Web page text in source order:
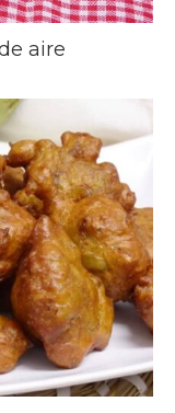
aire